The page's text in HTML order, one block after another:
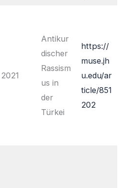
2021
Antikur
discher
Rassism
us in
der
Türkei
https://
muse.jh
u.edu/ar
ticle/851
202